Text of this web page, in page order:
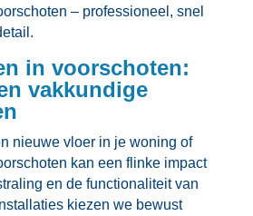
– professioneel, snel
in voorschoten:
vakkundige
nieuwe vloer in je woning of
kan een flinke impact
en de functionaliteit van
kiezen we bewust